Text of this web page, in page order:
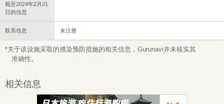
截至2024年2月21
日的信息
联系信息 未注册
*关于该设施采取的感染预防措施的相关信息，Gurunavi并未核实其
准确性。
相关信息